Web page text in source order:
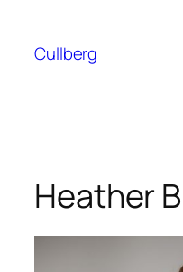
innehåll
Cullberg
Heather